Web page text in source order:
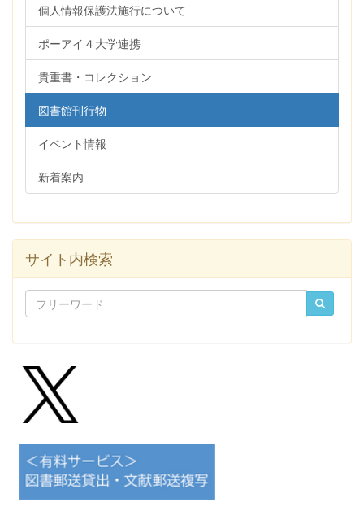
個人情報保護法施行について
ポーアイ４大学連携
貴重書・コレクション
図書館刊行物
イベント情報
新着案内
サイト内検索